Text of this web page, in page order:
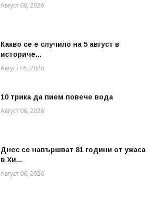
Август 06, 2026
Какво се е случило на 5 август в
историче...
Август 05, 2026
10 трика да пием повече вода
Август 06, 2026
Днес се навършват 81 години от ужаса
в Хи...
Август 06, 2026